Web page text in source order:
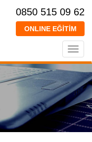
0850 515 09 62
ONLINE EĞİTİM